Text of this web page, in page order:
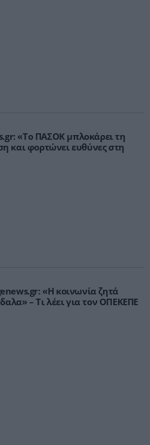
«Το ΠΑΣΟΚ μπλοκάρει τη
και φορτώνει ευθύνες στη
«Η κοινωνία ζητά
– Τι λέει για τον ΟΠΕΚΕΠΕ